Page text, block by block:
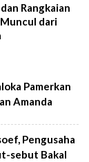
Rangkaian
dari
Pamerkan
Amanda
Pengusaha
sebut Bakal